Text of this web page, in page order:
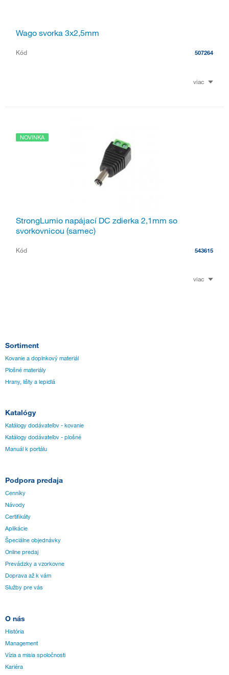
Wago svorka 3x2,5mm
Kód 507264
viac
NOVINKA
StrongLumio napájací DC zdierka 2,1mm so
svorkovnicou (samec)
Kód 543615
viac
Sortiment
Kovanie a doplnkový materiál
Plošné materiály
Hrany, lišty a lepidlá
Katalógy
Katálogy dodávateľov - kovanie
Katálogy dodávateľov - plošné
Manuál k portálu
Podpora predaja
Cenníky
Návody
Certifikáty
Aplikácie
Špeciálne objednávky
Online predaj
Prevádzky a vzorkovne
Doprava až k vám
Služby pre vás
O nás
História
Management
Vízia a misia spoločnosti
Kariéra